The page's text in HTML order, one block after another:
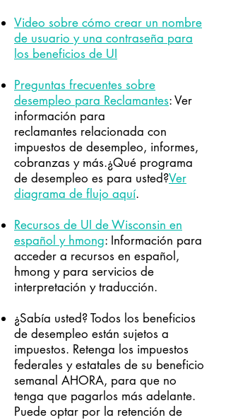
Video sobre cómo crear un nombre
de usuario y una contraseña para
los beneficios de UI
Preguntas frecuentes sobre
desempleo para Reclamantes: Ver
información para
reclamantes relacionada con
impuestos de desempleo, informes,
cobranzas y más.¿Qué programa
de desempleo es para usted?Ver
diagrama de flujo aquí.
Recursos de UI de Wisconsin en
español y hmong: Información para
acceder a recursos en español,
hmong y para servicios de
interpretación y traducción.
¿Sabía usted? Todos los beneficios
de desempleo están sujetos a
impuestos. Retenga los impuestos
federales y estatales de su beneficio
semanal AHORA, para que no
tenga que pagarlos más adelante.
Puede optar por la retención de